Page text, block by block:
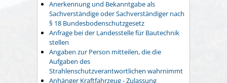
Anerkennung und Bekanntgabe als
Sachverständige oder Sachverständiger nach
§ 18 Bundesbodenschutzgesetz
Anfrage bei der Landesstelle für Bautechnik
stellen
Angaben zur Person mitteilen, die die
Aufgaben des
Strahlenschutzverantwortlichen wahrnimmt
Anhänger Kraftfahrzeug - Zulassung